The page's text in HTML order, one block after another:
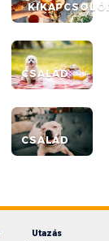
CSALÁD
CSALÁD
Utazás